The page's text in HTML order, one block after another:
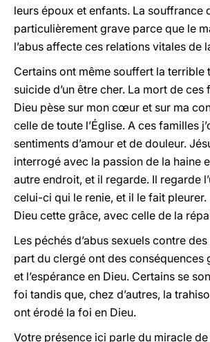
leurs époux et enfants. La souffrance
particulièrement grave parce que le
l’abus affecte ces relations vitales de
Certains ont même souffert la terrible
suicide d’un être cher. La mort de ces
Dieu pèse sur mon cœur et sur ma
celle de toute l’Église. A ces familles
sentiments d’amour et de douleur.
interrogé avec la passion de la haine
autre endroit, et il regarde. Il regarde
celui-ci qui le renie, et il le fait pleurer.
Dieu cette grâce, avec celle de la
Les péchés d’abus sexuels contre
part du clergé ont des conséquences
et l’espérance en Dieu. Certains se
foi tandis que, chez d’autres, la
ont érodé la foi en Dieu.
Votre présence ici parle du miracle de